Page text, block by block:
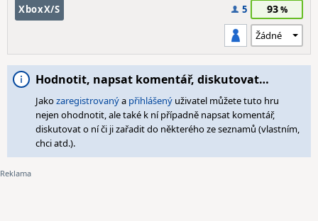
XboxX/S 5 93
Hodnotit, napsat komentář, diskutovat…
Jakozaregistrovanýa přihlášený uživatel můžete tuto hru
nejen ohodnotit, ale také k ní případně napsat komentář,
diskutovat o ní či ji zařadit do některého ze seznamů (vlastním,
chci atd.).